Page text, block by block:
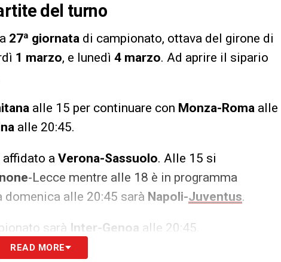
del turno
27ª giornata di campionato, ottava del girone di
1 marzo, e lunedì 4 marzo. Ad aprire il sipario
alle 15 per continuare con Monza-Roma alle
alle 20:45.
affidato a Verona-Sassuolo. Alle 15 si
-Lecce mentre alle 18 è in programma
alle 20:45 sarà Napoli-Juventus.
sarà Inter-Genoa alle 20:45.
READ MORE